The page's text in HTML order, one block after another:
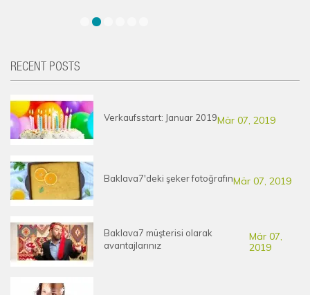
RECENT POSTS
Verkaufsstart: Januar 2019Mär 07, 2019
Baklava7'deki şeker fotoğrafınMär 07, 2019
Baklava7 müşterisi olarak
avantajlarınız
Mär 07,
2019